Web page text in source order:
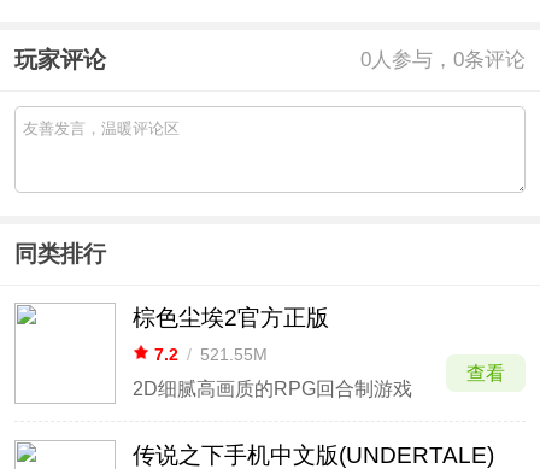
玩家评论 0人参与，0条评论
同类排行
棕色尘埃2官方正版
7.2 / 521.55M
2D细腻高画质的RPG回合制游戏
查看
传说之下手机中文版(UNDERTALE)